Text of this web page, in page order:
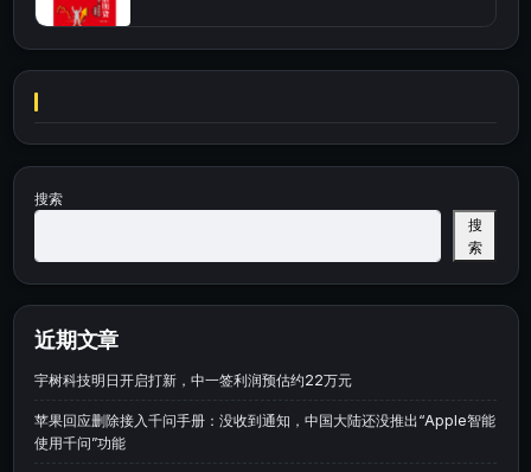
搜索
搜
索
近期文章
宇树科技明日开启打新，中一签利润预估约22万元
苹果回应删除接入千问手册：没收到通知，中国大陆还没推出“Apple智能
使用千问”功能